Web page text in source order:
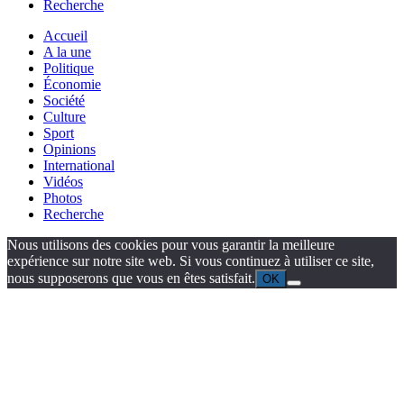
Recherche
Accueil
A la une
Politique
Économie
Société
Culture
Sport
Opinions
International
Vidéos
Photos
Recherche
Nous utilisons des cookies pour vous garantir la meilleure
expérience sur notre site web. Si vous continuez à utiliser ce site,
nous supposerons que vous en êtes satisfait. OK